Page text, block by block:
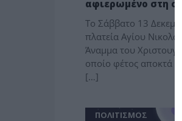
αφιερωμένο στη
Το Σάββατο 13
πλατεία Αγίου
Άναμμα του
οποίο φέτος αποκτά
[…]
ΠΟΛΙΤΙΣΜΟΣ